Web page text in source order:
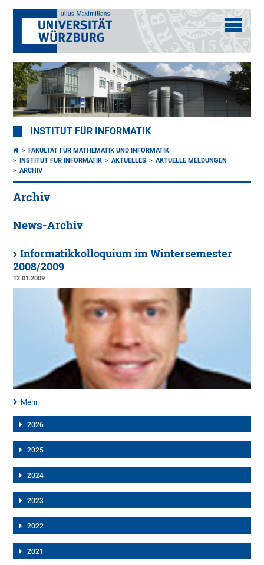
INSTITUT FÜR INFORMATIK
FAKULTÄT FÜR MATHEMATIK UND INFORMATIK
INSTITUT FÜR INFORMATIK
AKTUELLES
AKTUELLE MELDUNGEN
ARCHIV
Archiv
News-Archiv
Informatikkolloquium im Wintersemester
2008/2009
12.01.2009
Mehr
2026
2025
2024
2023
2022
2021